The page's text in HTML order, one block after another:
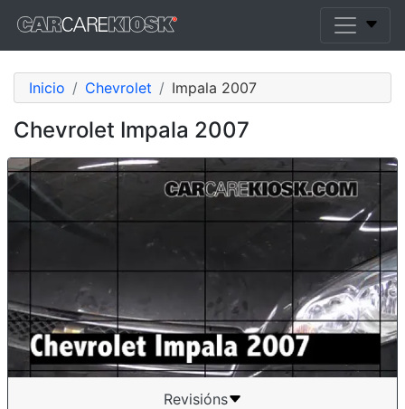
Inicio Chevrolet Impala 2007
Chevrolet Impala 2007
Revisións